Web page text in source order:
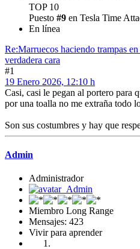
TOP 10
Puesto #9 en Tesla Time
En línea
Re:Marruecos haciendo trampas
verdadera cara
#1
19 Enero 2026, 12:10 h
Casi, casi le pegan al portero para
por una toalla no me extraña todo
Son sus costumbres y hay que
Admin
Administrador
Miembro Long Range
Mensajes: 423
Vivir para aprender